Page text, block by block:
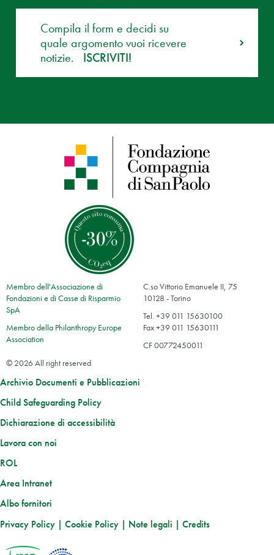
Compila il form e decidi su
quale argomento vuoi ricevere
notizie.
ISCRIVITI!
Membro dell'Associazione di
Fondazioni e di Casse di Risparmio
SpA
Membro della Philanthropy Europe
Association
C.so Vittorio Emanuele II, 75
10128 - Torino
Tel. +39 011 15630100
Fax +39 011 15630111
CF 00772450011
© 2026 All right reserved
Archivio Documenti e Pubblicazioni
Child Safeguarding Policy
Dichiarazione di accessibilità
Lavora con noi
ROL
Area Intranet
Albo fornitori
Privacy Policy | Cookie Policy | Note legali | Credits